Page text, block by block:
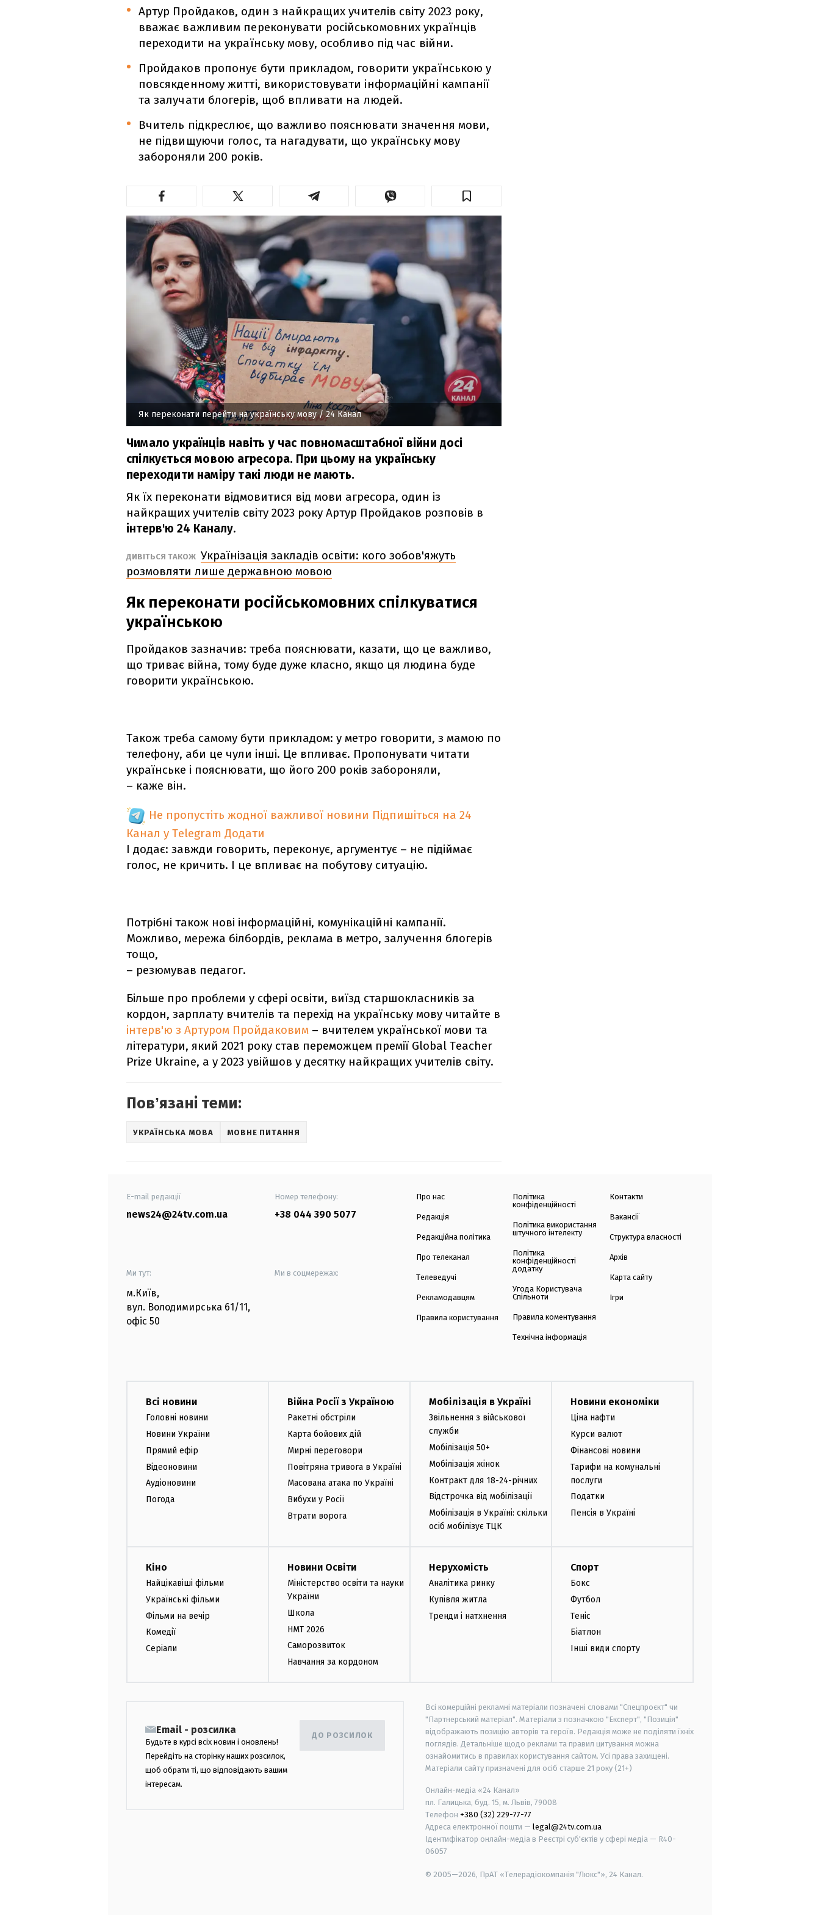
Артур Пройдаков, один з найкращих учителів світу 2023 року,
вважає важливим переконувати російськомовних українців
переходити на українську мову, особливо під час війни.
Пройдаков пропонує бути прикладом, говорити українською у
повсякденному житті, використовувати інформаційні кампанії
та залучати блогерів, щоб впливати на людей.
Вчитель підкреслює, що важливо пояснювати значення мови,
не підвищуючи голос, та нагадувати, що українську мову
забороняли 200 років.
Як переконати перейти на українську мову/ 24 Канал
Чимало українців навіть у час повномасштабної війни досі
спілкується мовою агресора. При цьому на українську
переходити наміру такі люди не мають.
Як їх переконати відмовитися від мови агресора, один із
найкращих учителів світу 2023 року Артур Пройдаков розповів в
інтерв'ю 24 Каналу.
ДИВІТЬСЯ ТАКОЖ Українізація закладів освіти: кого зобов'яжуть
розмовляти лише державною мовою
Як переконати російськомовних спілкуватися
українською
Пройдаков зазначив: треба пояснювати, казати, що це важливо,
що триває війна, тому буде дуже класно, якщо ця людина буде
говорити українською.
Також треба самому бути прикладом: у метро говорити, з мамою по
телефону, аби це чули інші. Це впливає. Пропонувати читати
українське і пояснювати, що його 200 років забороняли,
– каже він.
Не пропустіть жодної важливої новини Підпишіться на 24
Канал у Telegram Додати
І додає: завжди говорить, переконує, аргументує – не підіймає
голос, не кричить. І це впливає на побутову ситуацію.
Потрібні також нові інформаційні, комунікаційні кампанії.
Можливо, мережа білбордів, реклама в метро, залучення блогерів
тощо,
– резюмував педагог.
Більше про проблеми у сфері освіти, виїзд старшокласників за
кордон, зарплату вчителів та перехід на українську мову читайте в
інтерв'ю з Артуром Пройдаковим – вчителем української мови та
літератури, який 2021 року став переможцем премії Global Teacher
Prize Ukraine, а у 2023 увійшов у десятку найкращих учителів світу.
Повʼязані теми:
УКРАЇНСЬКА МОВА МОВНЕ ПИТАННЯ
E-mail редакції
news24@24tv.com.ua
Номер телефону:
+38 044 390 5077
Ми тут:
м.Київ,
вул. Володимирська 61/11,
офіс 50
Ми в соцмережах:
Про нас
Редакція
Редакційна політика
Про телеканал
Телеведучі
Рекламодавцям
Правила користування
Політика
конфіденційності
Політика використання
штучного інтелекту
Політика
конфіденційності
додатку
Угода Користувача
Спільноти
Правила коментування
Технічна інформація
Контакти
Вакансії
Структура власності
Архів
Карта сайту
Ігри
Всі новини
Головні новини
Новини України
Прямий ефір
Відеоновини
Аудіоновини
Погода
Війна Росії з Україною
Ракетні обстріли
Карта бойових дій
Мирні переговори
Повітряна тривога в Україні
Масована атака по Україні
Вибухи у Росії
Втрати ворога
Мобілізація в Україні
Звільнення з військової
служби
Мобілізація 50+
Мобілізація жінок
Контракт для 18-24-річних
Відстрочка від мобілізації
Мобілізація в Україні: скільки
осіб мобілізує ТЦК
Новини економіки
Ціна нафти
Курси валют
Фінансові новини
Тарифи на комунальні
послуги
Податки
Пенсія в Україні
Кіно
Найцікавіші фільми
Українські фільми
Фільми на вечір
Комедії
Серіали
Новини Освіти
Міністерство освіти та науки
України
Школа
НМТ 2026
Саморозвиток
Навчання за кордоном
Нерухомість
Аналітика ринку
Купівля житла
Тренди і натхнення
Спорт
Бокс
Футбол
Теніс
Біатлон
Інші види спорту
Email - розсилка
Будьте в курсі всіх новин і оновлень!
Перейдіть на сторінку наших розсилок,
щоб обрати ті, що відповідають вашим
інтересам.
ДО РОЗСИЛОК
Всі комерційні рекламні матеріали позначені словами "Спецпроєкт" чи
"Партнерський матеріал". Матеріали з позначкою "Експерт", "Позиція"
відображають позицію авторів та героїв. Редакція може не поділяти їхніх
поглядів. Детальніше щодо реклами та правил цитування можна
ознайомитись в правилах користування сайтом. Усі права захищені.
Матеріали сайту призначені для осіб старше 21 року (21+)
Онлайн-медіа «24 Канал»
пл. Галицька, буд. 15, м. Львів, 79008
Телефон +380 (32) 229-77-77
Адреса електронної пошти — legal@24tv.com.ua
Ідентифікатор онлайн-медіа в Реєстрі суб'єктів у сфері медіа — R40-
06057
© 2005—2026, ПрАТ «Телерадіокомпанія "Люкс"», 24 Канал.